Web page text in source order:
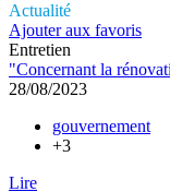
Actualité
Ajouter aux favoris
Entretien
"Concernant la
28/08/2023
gouvernement
+3
Lire